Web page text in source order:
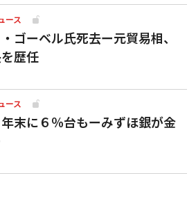
ース
ゴーベル氏死去ー元貿易相、
歴任
ース
末に６％台もーみずほ銀が金